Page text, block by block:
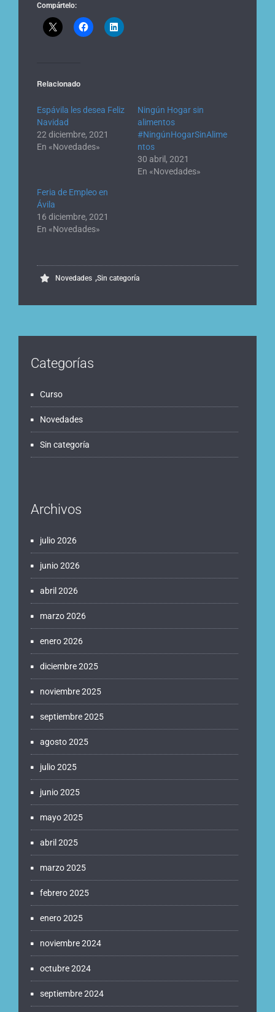
Compártelo:
Relacionado
Espávila les desea Feliz
Navidad
22 diciembre, 2021
En «Novedades»
Ningún Hogar sin
alimentos
#NingúnHogarSinAlime
ntos
30 abril, 2021
En «Novedades»
Feria de Empleo en
Ávila
16 diciembre, 2021
En «Novedades»
Novedades ,Sin categoría
Categorías
Curso
Novedades
Sin categoría
Archivos
julio 2026
junio 2026
abril 2026
marzo 2026
enero 2026
diciembre 2025
noviembre 2025
septiembre 2025
agosto 2025
julio 2025
junio 2025
mayo 2025
abril 2025
marzo 2025
febrero 2025
enero 2025
noviembre 2024
octubre 2024
septiembre 2024